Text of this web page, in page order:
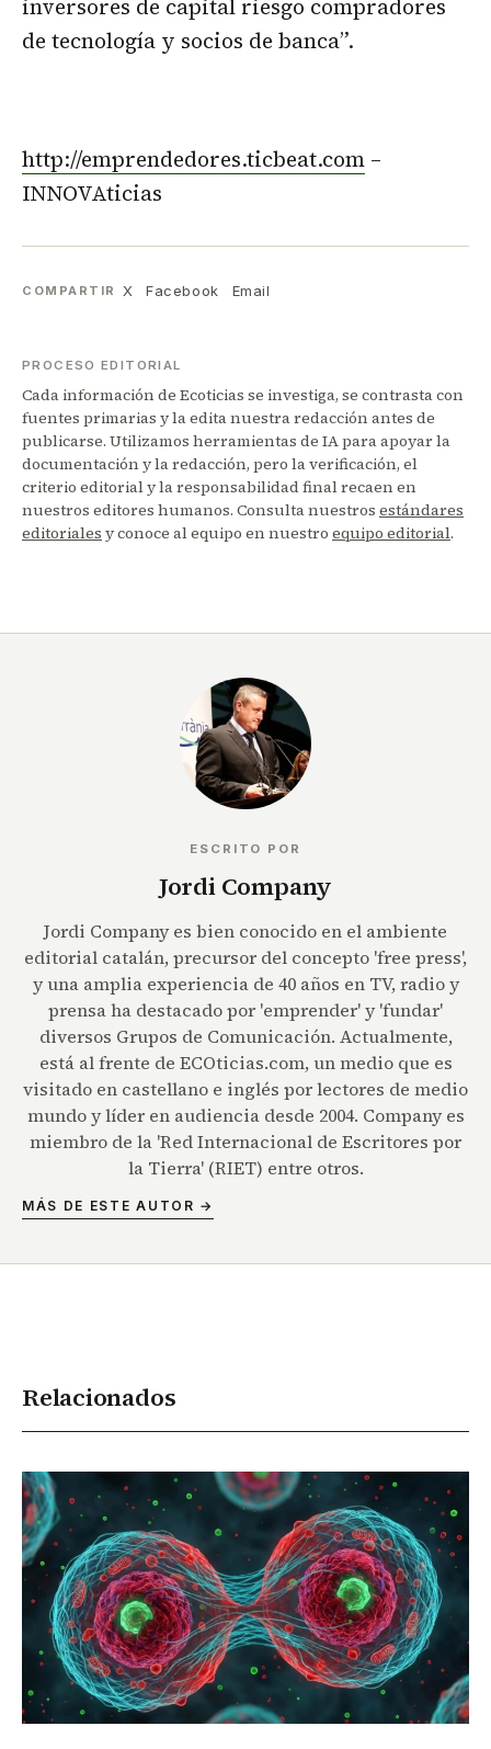
inversores de capital riesgo compradores
de tecnología y socios de banca”.
http://emprendedores.ticbeat.com –
INNOVAticias
COMPARTIR X Facebook Email
PROCESO EDITORIAL
Cada información de Ecoticias se investiga, se contrasta con
fuentes primarias y la edita nuestra redacción antes de
publicarse. Utilizamos herramientas de IA para apoyar la
documentación y la redacción, pero la verificación, el
criterio editorial y la responsabilidad final recaen en
nuestros editores humanos. Consulta nuestros estándares
editoriales y conoce al equipo en nuestro equipo editorial.
ESCRITO POR
Jordi Company
Jordi Company es bien conocido en el ambiente
editorial catalán, precursor del concepto 'free press',
y una amplia experiencia de 40 años en TV, radio y
prensa ha destacado por 'emprender' y 'fundar'
diversos Grupos de Comunicación. Actualmente,
está al frente de ECOticias.com, un medio que es
visitado en castellano e inglés por lectores de medio
mundo y líder en audiencia desde 2004. Company es
miembro de la 'Red Internacional de Escritores por
la Tierra' (RIET) entre otros.
MÁS DE ESTE AUTOR →
Relacionados